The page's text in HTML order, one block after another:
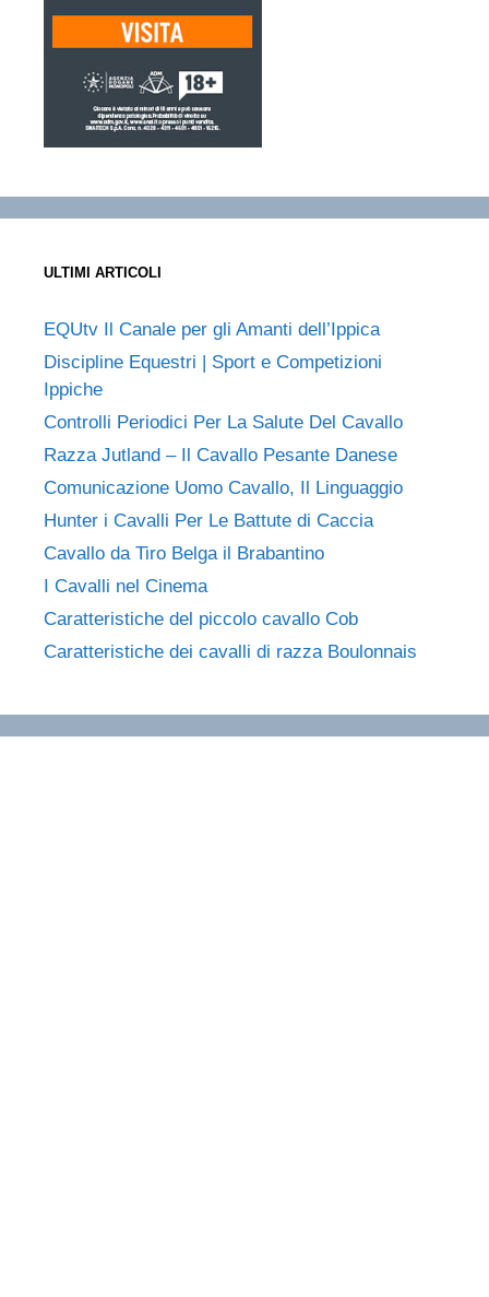
ULTIMI ARTICOLI
EQUtv Il Canale per gli Amanti dell’Ippica
Discipline Equestri | Sport e Competizioni
Ippiche
Controlli Periodici Per La Salute Del Cavallo
Razza Jutland – Il Cavallo Pesante Danese
Comunicazione Uomo Cavallo, Il Linguaggio
Hunter i Cavalli Per Le Battute di Caccia
Cavallo da Tiro Belga il Brabantino
I Cavalli nel Cinema
Caratteristiche del piccolo cavallo Cob
Caratteristiche dei cavalli di razza Boulonnais